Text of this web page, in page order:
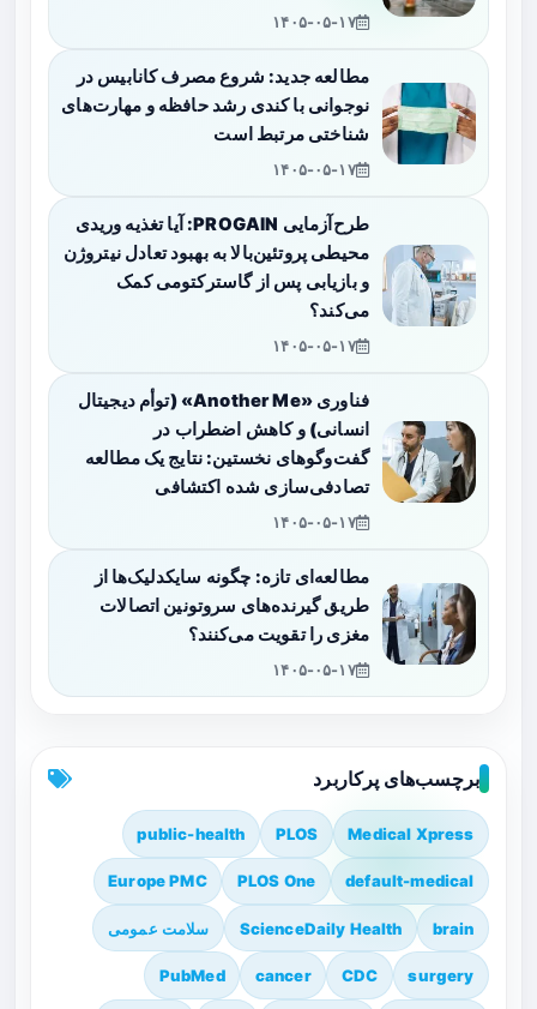
۱۴۰۵-۰۵-۱۷
مطالعه جدید: شروع مصرف کانابیس در
نوجوانی با کندی رشد حافظه و مهارت‌های
شناختی مرتبط است
۱۴۰۵-۰۵-۱۷
طرح‌آزمایی PROGAIN: آیا تغذیه وریدی
محیطی پروتئین‌بالا به بهبود تعادل نیتروژن
و بازیابی پس از گاسترکتومی کمک
می‌کند؟
۱۴۰۵-۰۵-۱۷
فناوری «Another Me» (توأم دیجیتال
انسانی) و کاهش اضطراب در
گفت‌وگوهای نخستین: نتایج یک مطالعه
تصادفی‌سازی شده اکتشافی
۱۴۰۵-۰۵-۱۷
مطالعه‌ای تازه: چگونه سایکدلیک‌ها از
طریق گیرنده‌های سروتونین اتصالات
مغزی را تقویت می‌کنند؟
۱۴۰۵-۰۵-۱۷
برچسب‌های پرکاربرد
Medical Xpress
PLOS
public-health
default-medical
PLOS One
Europe PMC
brain
ScienceDaily Health سلامت عمومی
surgery
CDC
cancer
PubMed